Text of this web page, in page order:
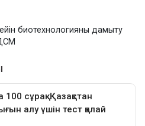
биотехнологияны дамыту